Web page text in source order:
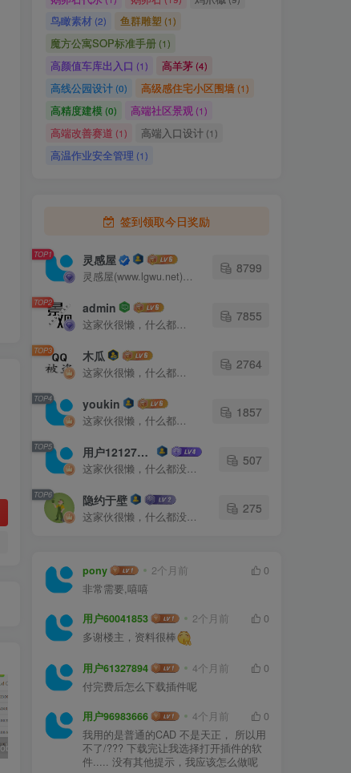
PS精简版Adobe Photoshop Elements 2024破解版中文免序列号激活v24.0.0
鸟瞰素材 (2) 鱼群雕塑 (1)
魔方公寓SOP标准手册 (1)
高颜值车库出入口 (1) 高羊茅(4)
高线公园设计(0) 高级感住宅小区围墙(1)
高精度建模(0) 高端社区景观 (1)
高端改善赛道 (1) 高端入口设计(1)
高温作业安全管理 (1)
签到领取今日奖励
TOP1 灵感屋
灵感屋(www.lgwu.net)尽可能为每一位设计师提供更全面、更精致、更具有创意感的设计素材。努力成为景观设计师展示实力和互相学习的优质网络资源发布平台。
8799
TOP2 admin
这家伙很懒，什么都没有写...
7855
TOP3 木瓜
这家伙很懒，什么都没有写...
2764
TOP4 youkin
这家伙很懒，什么都没有写...
1857
TOP5 用户12127023
这家伙很懒，什么都没有写...
507
TOP6 隐约于壁
这家伙很懒，什么都没有写...
275
pony 2个月前
0
非常需要,嘻嘻
用户60041853 2个月前
0
多谢楼主，资料很棒
用户61327894 4个月前
0
付完费后怎么下载插件呢
用户96983666 4个月前
0
我用的是普通的CAD 不是天正， 所以用
不了/??? 下载完让我选择打开插件的软
件..... 没有其他提示，我应该怎么做呢